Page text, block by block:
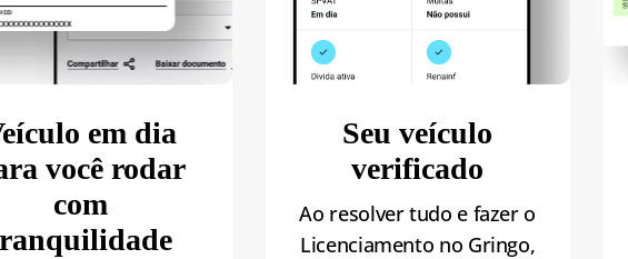
em dia
você rodar
com
Seu veículo
verificado
Ao resolver tudo e fazer o
Licenciamento no Gringo,